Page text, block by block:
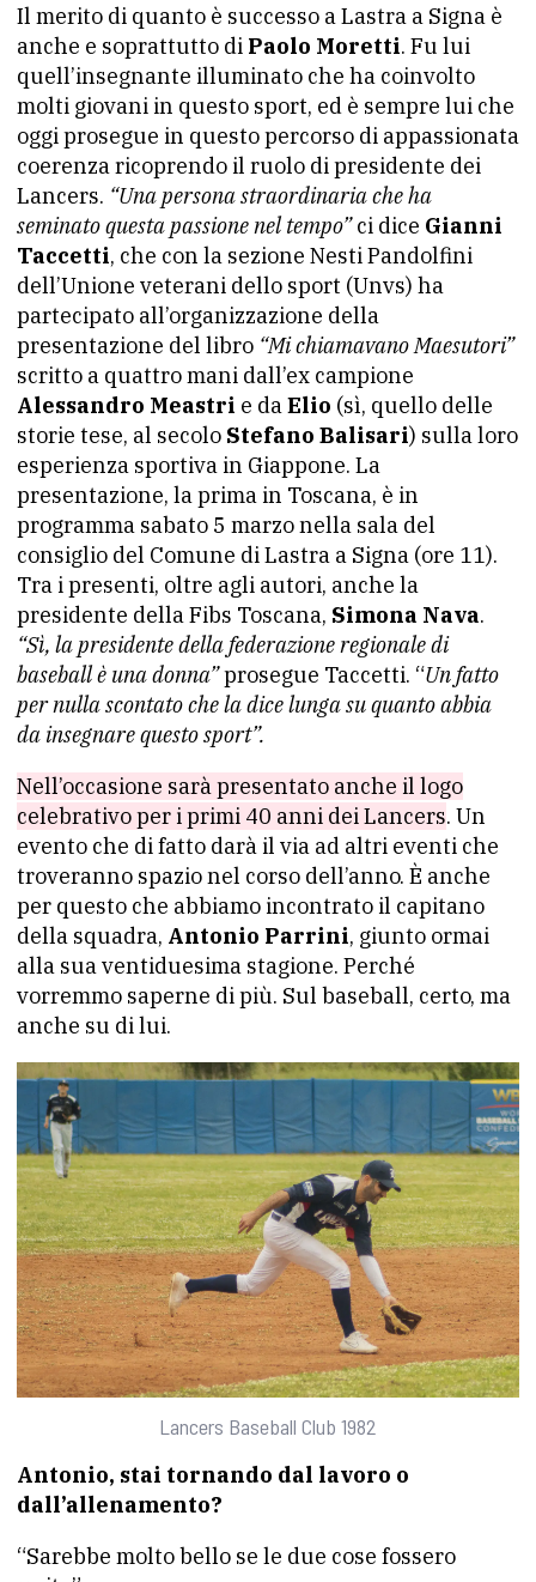
Il merito di quanto è successo a Lastra a Signa è
anche e soprattutto di Paolo Moretti. Fu lui
quell’insegnante illuminato che ha coinvolto
molti giovani in questo sport, ed è sempre lui che
oggi prosegue in questo percorso di appassionata
coerenza ricoprendo il ruolo di presidente dei
Lancers. “Una persona straordinaria che ha
seminato questa passione nel tempo”ci dice Gianni
Taccetti, che con la sezione Nesti Pandolfini
dell’Unione veterani dello sport (Unvs) ha
partecipato all’organizzazione della
presentazione del libro “Mi chiamavano Maesutori”
scritto a quattro mani dall’ex campione
Alessandro Meastri e daElio (sì, quello delle
storie tese, al secolo Stefano Balisari) sulla loro
esperienza sportiva in Giappone. La
presentazione, la prima in Toscana, è in
programma sabato 5 marzo nella sala del
consiglio del Comune di Lastra a Signa (ore 11).
Tra i presenti, oltre agli autori, anche la
presidente della Fibs Toscana, Simona Nava.
“Sì, la presidente della federazione regionale di
baseball è una donna”prosegue Taccetti. “Un fatto
per nulla scontato che la dice lunga su quanto abbia
da insegnare questo sport”.
Nell’occasione sarà presentato anche il logo
celebrativo per i primi 40 anni dei Lancers. Un
evento che di fatto darà il via ad altri eventi che
troveranno spazio nel corso dell’anno. È anche
per questo che abbiamo incontrato il capitano
della squadra, Antonio Parrini, giunto ormai
alla sua ventiduesima stagione. Perché
vorremmo saperne di più. Sul baseball, certo, ma
anche su di lui.
Lancers Baseball Club 1982
Antonio, stai tornando dal lavoro o
dall’allenamento?
“Sarebbe molto bello se le due cose fossero